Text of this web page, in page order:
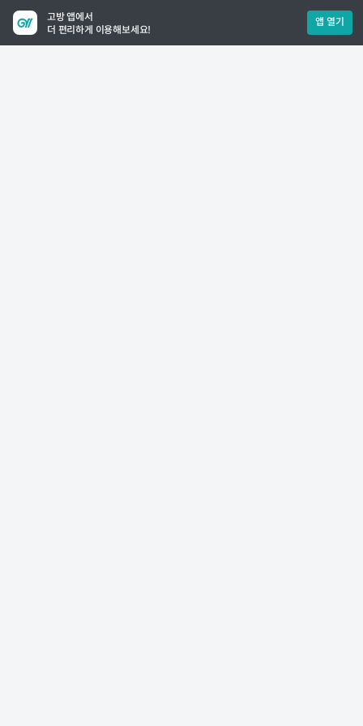
고방 앱에서
더 편리하게 이용해보세요!
앱 열기